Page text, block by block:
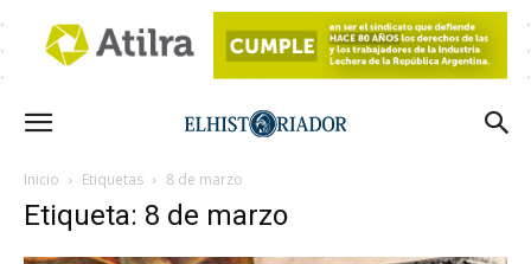
Inicio Etiquetas 8 de marzo
Etiqueta: 8 de marzo